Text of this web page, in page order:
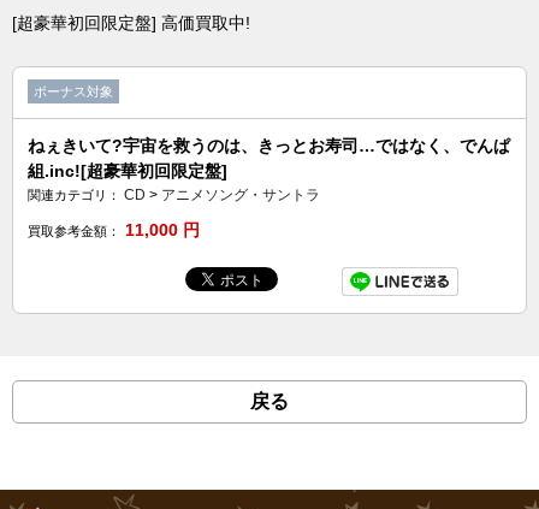
[超豪華初回限定盤] 高価買取中!
ボーナス対象
ねぇきいて?宇宙を救うのは、きっとお寿司…ではなく、でんぱ
組.inc![超豪華初回限定盤]
関連カテゴリ： CD > アニメソング・サントラ
買取参考金額： 11,000 円
戻る